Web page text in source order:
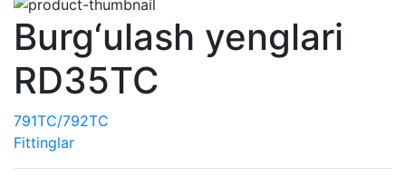
Burg‘ulash yenglari
RD35TC
791TC/792TC
Fittinglar